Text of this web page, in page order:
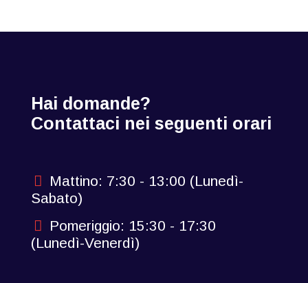
Hai domande?
Contattaci nei seguenti orari
Mattino: 7:30 - 13:00 (Lunedì-
Sabato)
Pomeriggio: 15:30 - 17:30
(Lunedì-Venerdì)